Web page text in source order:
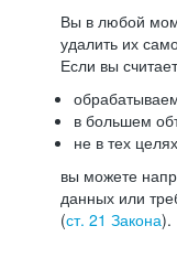
Вы в любой
удалить их
Если вы
в большем
не в тех
вы можете
данных или
(ст. 21 Закона).